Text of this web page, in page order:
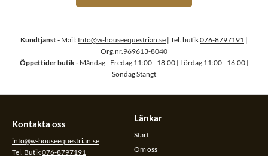
Kundtjänst - Mail: Info@w-houseequestrian.se | Tel. butik076-8797191 |
Org.nr.969613-8040
Öppettider butik - Måndag - Fredag 11:00 - 18:00 | Lördag 11:00 - 16:00 |
Söndag Stängt
Kontakta oss
info@w-houseequestrian.se
Tel. Butik076-8797191
Länkar
Start
Om oss